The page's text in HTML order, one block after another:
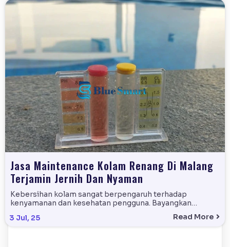
Jasa Maintenance Kolam Renang Di Malang
Terjamin Jernih Dan Nyaman
3 Jul, 25
Kebersihan kolam sangat berpengaruh terhadap
kenyamanan dan kesehatan pengguna. Bayangkan…
Read More